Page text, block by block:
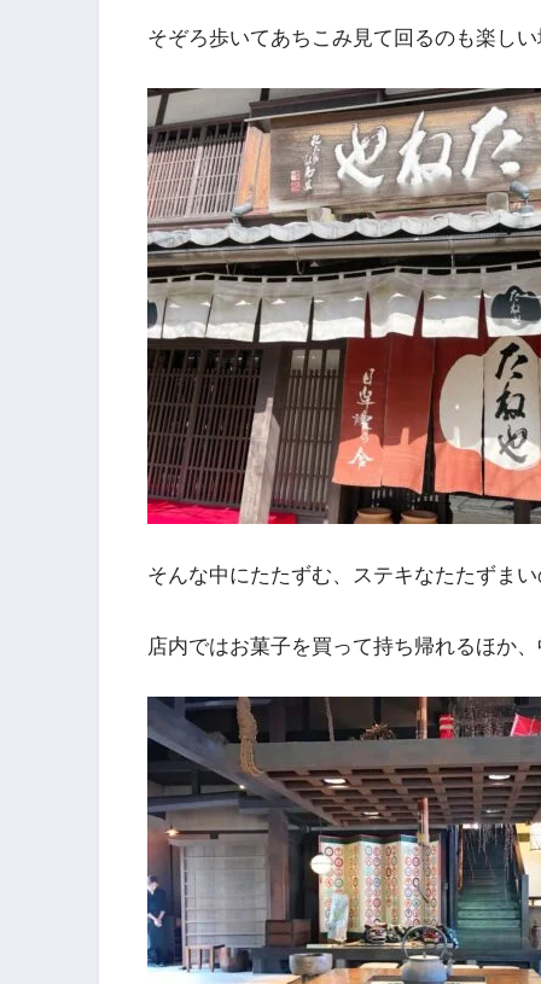
そぞろ歩いてあちこみ見て回るのも楽し
そんな中にたたずむ、ステキなたたずま
店内ではお菓子を買って持ち帰れるほか